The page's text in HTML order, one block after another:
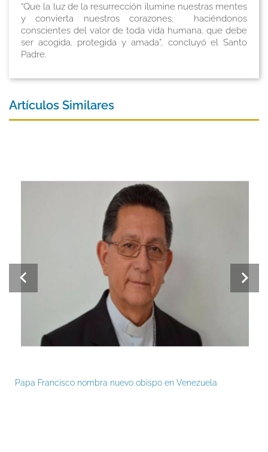
“Que la luz de la resurrección ilumine nuestras mentes
y convierta nuestros corazones, haciéndonos
conscientes del valor de toda vida humana, que debe
ser acogida, protegida y amada”, concluyó el Santo
Padre.
Artículos Similares
Papa Francisco nombra nuevo obispo en Venezuela